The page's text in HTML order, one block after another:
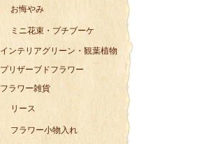
お悔やみ
ミニ花束・プチブーケ
インテリアグリーン・観葉植物
プリザーブドフラワー
フラワー雑貨
リース
フラワー小物入れ